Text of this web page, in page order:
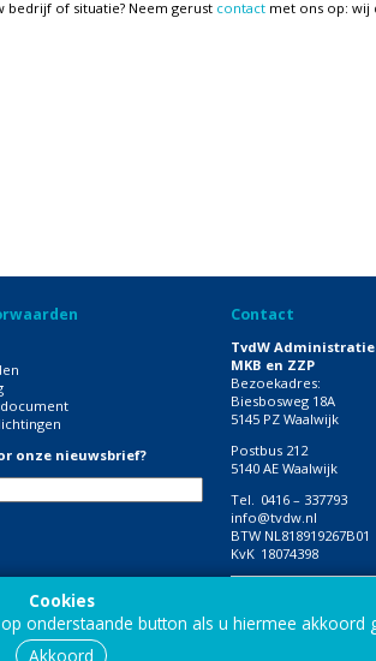
of situatie? Neem gerust contact met ons op: wij
onze nieuwsbrief?
Contact
TvdW
MKB en ZZP
Bezoekadres:
Biesbosweg 18A
5145 PZ Waalwijk
Postbus 212
5140 AE Waalwijk
Tel. 0416 – 337793
info@tvdw.nl
BTW NL818919267B01
KvK 18074398
Cookies
op onderstaande button als u hiermee akkoord
Akkoord